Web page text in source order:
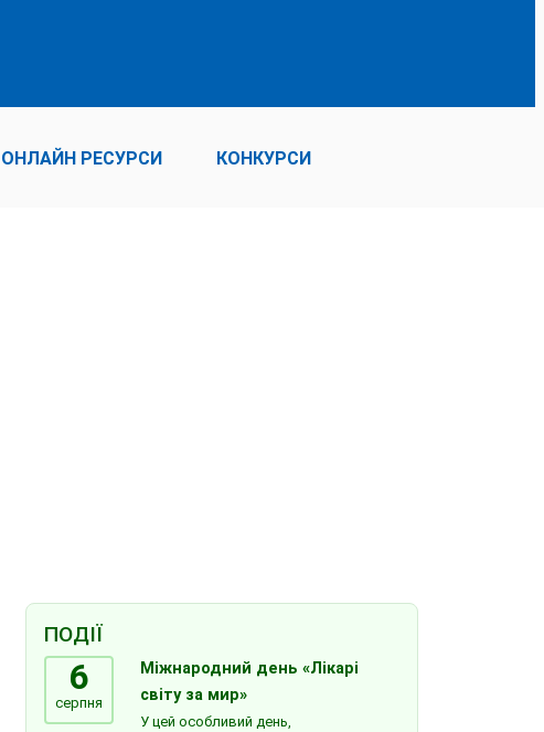
ОНЛАЙН РЕСУРСИ КОНКУРСИ
ПОДІЇ
6
серпня
Міжнародний день «Лікарі
світу за мир»
У цей особливий день,